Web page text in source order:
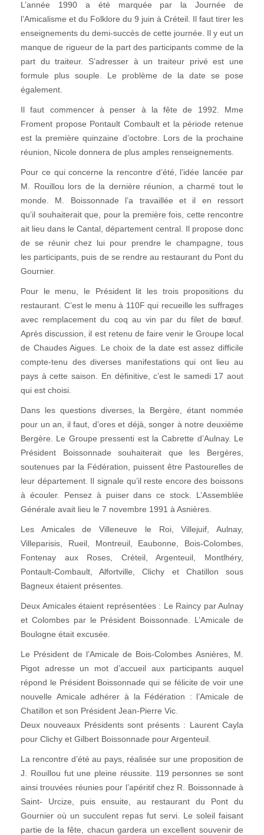
L’année 1990 a été marquée par la Journée de
l’Amicalisme et du Folklore du 9 juin à Créteil. Il faut tirer les
enseignements du demi-succès de cette journée. Il y eut un
manque de rigueur de la part des participants comme de la
part du traiteur. S’adresser à un traiteur privé est une
formule plus souple. Le problème de la date se pose
également.
Il faut commencer à penser à la fête de 1992. Mme
Froment propose Pontault Combault et la période retenue
est la première quinzaine d’octobre. Lors de la prochaine
réunion, Nicole donnera de plus amples renseignements.
Pour ce qui concerne la rencontre d’été, l’idée lancée par
M. Rouillou lors de la dernière réunion, a charmé tout le
monde. M. Boissonnade l’a travaillée et il en ressort
qu’il souhaiterait que, pour la première fois, cette rencontre
ait lieu dans le Cantal, département central. Il propose donc
de se réunir chez lui pour prendre le champagne, tous
les participants, puis de se rendre au restaurant du Pont du
Gournier.
Pour le menu, le Président lit les trois propositions du
restaurant. C’est le menu à 110F qui recueille les suffrages
avec remplacement du coq au vin par du filet de bœuf.
Après discussion, il est retenu de faire venir le Groupe local
de Chaudes Aigues. Le choix de la date est assez difficile
compte-tenu des diverses manifestations qui ont lieu au
pays à cette saison. En définitive, c’est le samedi 17 aout
qui est choisi.
Dans les questions diverses, la Bergère, étant nommée
pour un an, il faut, d’ores et déjà, songer à notre deuxième
Bergère. Le Groupe pressenti est la Cabrette d’Aulnay. Le
Président Boissonnade souhaiterait que les Bergères,
soutenues par la Fédération, puissent être Pastourelles de
leur département. Il signale qu’il reste encore des boissons
à écouler. Pensez à puiser dans ce stock. L’Assemblée
Générale avait lieu le 7 novembre 1991 à Asnières.
Les Amicales de Villeneuve le Roi, Villejuif, Aulnay,
Villeparisis, Rueil, Montreuil, Eaubonne, Bois-Colombes,
Fontenay aux Roses, Créteil, Argenteuil, Montlhéry,
Pontault-Combault, Alfortville, Clichy et Chatillon sous
Bagneux étaient présentes.
Deux Amicales étaient représentées : Le Raincy par Aulnay
et Colombes par le Président Boissonnade. L’Amicale de
Boulogne était excusée.
Le Président de l’Amicale de Bois-Colombes Asnières, M.
Pigot adresse un mot d’accueil aux participants auquel
répond le Président Boissonnade qui se félicite de voir une
nouvelle Amicale adhérer à la Fédération : l’Amicale de
Chatillon et son Président Jean-Pierre Vic.
Deux nouveaux Présidents sont présents : Laurent Cayla
pour Clichy et Gilbert Boissonnade pour Argenteuil.
La rencontre d’été au pays, réalisée sur une proposition de
J. Rouillou fut une pleine réussite. 119 personnes se sont
ainsi trouvées réunies pour l’apéritif chez R. Boissonnade à
Saint- Urcize, puis ensuite, au restaurant du Pont du
Gournier où un succulent repas fut servi. Le soleil faisant
partie de la fête, chacun gardera un excellent souvenir de